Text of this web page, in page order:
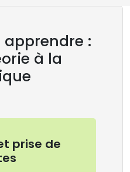
:
à la
prise de